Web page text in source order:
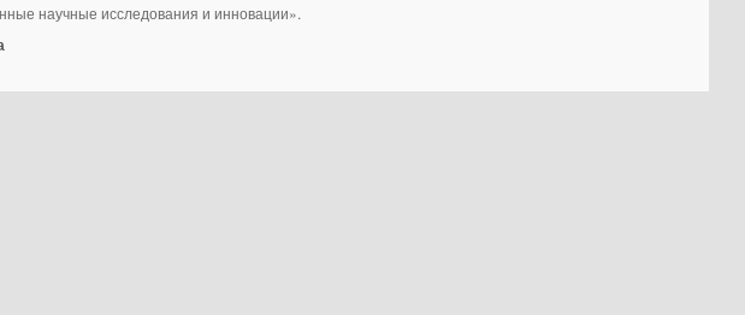
научные исследования и инновации».